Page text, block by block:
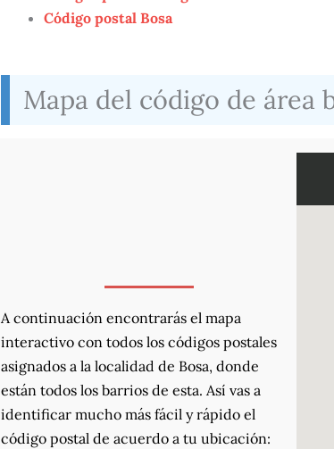
Código postal Bosa
Mapa del código de área
A continuación encontrarás el mapa
interactivo con todos los códigos postales
asignados a la localidad de Bosa, donde
están todos los barrios de esta. Así vas a
identificar mucho más fácil y rápido el
código postal de acuerdo a tu ubicación: